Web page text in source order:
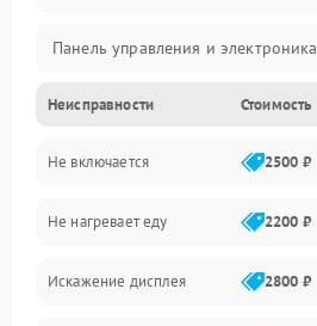
Панель управления и электроника
Дверца и корпус
Механика и внутренние элементы
Механические повреждения
Питание и запуск
Неисправности Стоимость
Не включается 2500 ₽
Не нагревает еду 2200 ₽
Искажение дисплея 2800 ₽